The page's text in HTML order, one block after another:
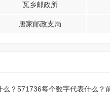
瓦乡邮政所
唐家邮政支局
？571736每个数字代表什么